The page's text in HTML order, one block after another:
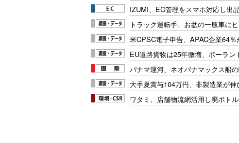
IZUMI、EC管理をスマホ対応し出
トラック運転手、お盆の一般車に
米CPSC電子申告、APAC企業64％
EU道路貨物は25年微増、ポーラン
パナマ運河、ネオパナマックス船
大手夏賞与104万円、非製造業が伸
ワタミ、店舗物流網活用し廃ボト